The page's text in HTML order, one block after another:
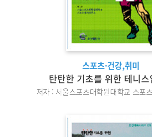
스포츠·건강,취미
탄탄한 기초를 위한 테니스
저자 : 서울스포츠대학원대학교 스포